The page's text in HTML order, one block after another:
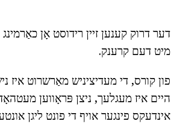
דער דרוק קענען זיין רידוסט אָן
מיט דעם קרענק.
פון קורס, די מעדיציניש מאַרשרוט איז
היים איז מעגלעך, ניצן פּראָווען
אינדעקס פינגער אויף די פונט ליגן